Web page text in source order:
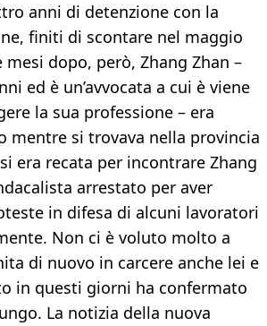
anni di detenzione con la
finiti di scontare nel maggio
mesi dopo, però, Zhang Zhan –
ed è un’avvocata a cui è viene
la sua professione – era
mentre si trovava nella provincia
era recata per incontrare Zhang
arrestato per aver
in difesa di alcuni lavoratori
Non ci è voluto molto a
di nuovo in carcere anche lei e
in questi giorni ha confermato
La notizia della nuova